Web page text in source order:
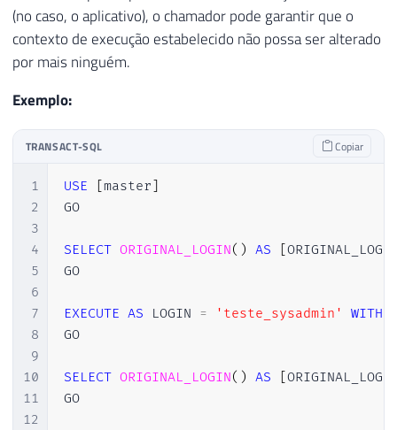
(no caso, o aplicativo), o chamador pode garantir que o
contexto de execução estabelecido não possa ser alterado
por mais ninguém.
Exemplo:
TRANSACT-SQL Copiar
1
2
3
4
5
6
7
8
9
10
11
12
USE master
GO
SELECT ORIGINAL_LOGIN( ) AS
GO
EXECUTE AS LOGIN = 'teste_sysadmin' WITH
GO
SELECT ORIGINAL_LOGIN( ) AS
GO